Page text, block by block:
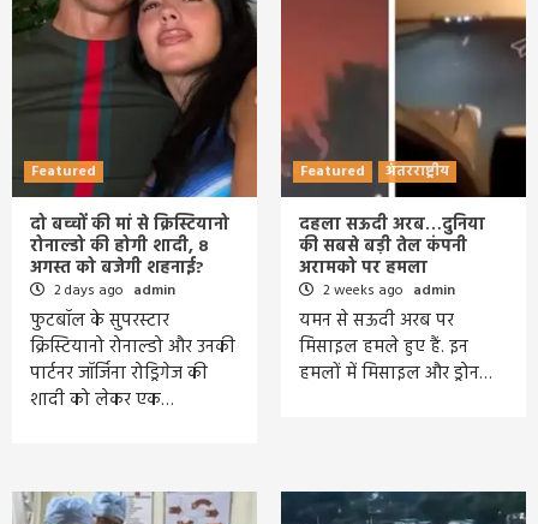
Featured
दो बच्चों की मां से क्रिस्ट‍ियानो
रोनाल्डो की होगी शादी, 8
अगस्त को बजेगी शहनाई?
2 days ago admin
फुटबॉल के सुपरस्टार
क्रिस्ट‍ियानो रोनाल्डो और उनकी
पार्टनर जॉर्ज‍िना रोड्र‍िगेज की
शादी को लेकर एक…
Featured अंतरराष्ट्रीय
दहला सऊदी अरब…दुनिया
की सबसे बड़ी तेल कंपनी
अरामको पर हमला
2 weeks ago admin
यमन से सऊदी अरब पर
मिसाइल हमले हुए हैं. इन
हमलों में मिसाइल और ड्रोन…